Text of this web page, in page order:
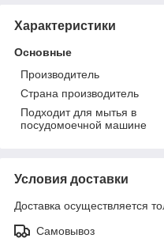
Характеристики
Основные
Производитель
Страна производитель
Подходит для мытья в
посудомоечной машине
Условия доставки
Доставка осуществляется
Самовывоз